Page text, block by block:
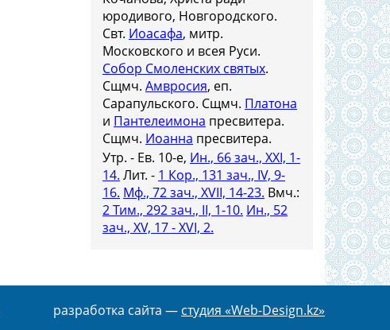
юродивого, Новгородского.
Свт. Иоасафа, митр.
Московского и всея Руси.
Собор Смоленских святых.
Сщмч. Амвросия, еп.
Сарапульского. Сщмч. Платона
и Пантелеимона пресвитера.
Сщмч. Иоанна пресвитера.
Утр. - Ев. 10-е, Ин., 66 зач., XXI, 1-
14. Лит. - 1 Кор., 131 зач., IV, 9-
16. Мф., 72 зач., XVII, 14-23. Вмч.:
2 Тим., 292 зач., II, 1-10. Ин., 52
зач., XV, 17 - XVI, 2.
разработка сайта — студия «Web-Design.kz»